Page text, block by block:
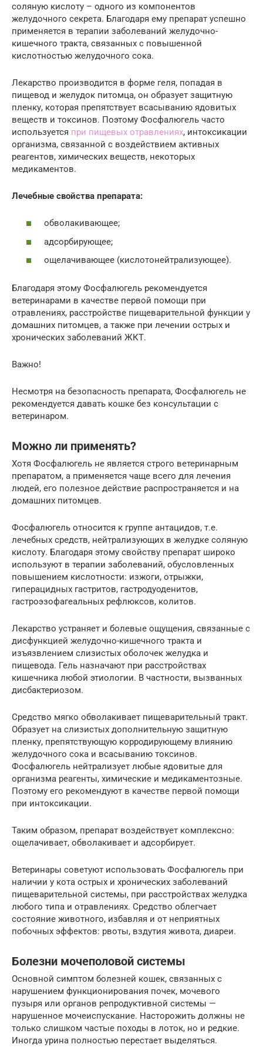
соляную кислоту – одного из компонентов
желудочного секрета. Благодаря ему препарат успешно
применяется в терапии заболеваний желудочно-
кишечного тракта, связанных с повышенной
кислотностью желудочного сока.
Лекарство производится в форме геля, попадая в
пищевод и желудок питомца, он образует защитную
пленку, которая препятствует всасыванию ядовитых
веществ и токсинов. Поэтому Фосфалюгель часто
используется при пищевых отравлениях, интоксикации
организма, связанной с воздействием активных
реагентов, химических веществ, некоторых
медикаментов.
Лечебные свойства препарата:
обволакивающее;
адсорбирующее;
ощелачивающее (кислотонейтрализующее).
Благодаря этому Фосфалюгель рекомендуется
ветеринарами в качестве первой помощи при
отравлениях, расстройстве пищеварительной функции у
домашних питомцев, а также при лечении острых и
хронических заболеваний ЖКТ.
Важно!
Несмотря на безопасность препарата, Фосфалюгель не
рекомендуется давать кошке без консультации с
ветеринаром.
Можно ли применять?
Хотя Фосфалюгель не является строго ветеринарным
препаратом, а применяется чаще всего для лечения
людей, его полезное действие распространяется и на
домашних питомцев.
Фосфалюгель относится к группе антацидов, т.е.
лечебных средств, нейтрализующих в желудке соляную
кислоту. Благодаря этому свойству препарат широко
используют в терапии заболеваний, обусловленных
повышением кислотности: изжоги, отрыжки,
гиперацидных гастритов, гастродуоденитов,
гастроэзофагеальных рефлюксов, колитов.
Лекарство устраняет и болевые ощущения, связанные с
дисфункцией желудочно-кишечного тракта и
изъязвлением слизистых оболочек желудка и
пищевода. Гель назначают при расстройствах
кишечника любой этиологии. В частности, вызванных
дисбактериозом.
Средство мягко обволакивает пищеварительный тракт.
Образует на слизистых дополнительную защитную
пленку, препятствующую корродирующему влиянию
желудочного сока и всасыванию токсинов.
Фосфалюгель нейтрализует любые ядовитые для
организма реагенты, химические и медикаментозные.
Поэтому его рекомендуют в качестве первой помощи
при интоксикации.
Таким образом, препарат воздействует комплексно:
ощелачивает, обволакивает и адсорбирует.
Ветеринары советуют использовать Фосфалюгель при
наличии у кота острых и хронических заболеваний
пищеварительной системы, при расстройствах желудка
любого типа и отравлениях. Средство облегчает
состояние животного, избавляя и от неприятных
побочных эффектов: рвоты, вздутия живота, диареи.
Болезни мочеполовой системы
Основной симптом болезней кошек, связанных с
нарушением функционирования почек, мочевого
пузыря или органов репродуктивной системы —
нарушенное мочеиспускание. Насторожить должны не
только слишком частые походы в лоток, но и редкие.
Иногда урина полностью перестает выделяться.